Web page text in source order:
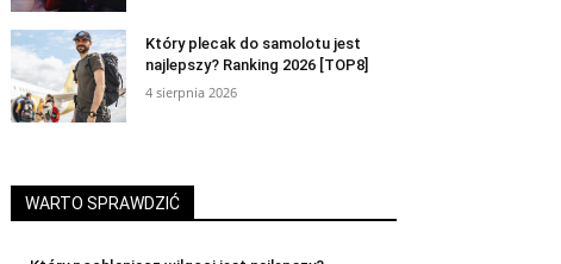
Który plecak do samolotu jest
najlepszy? Ranking 2026 [TOP8]
4 sierpnia 2026
WARTO SPRAWDZIĆ